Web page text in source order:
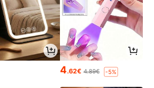
4.62€ 4.89€ -5%